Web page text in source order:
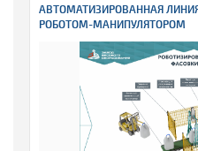
АВТОМАТИЗИРОВАННАЯ
РОБОТОМ-МАНИПУЛЯТОРОМ